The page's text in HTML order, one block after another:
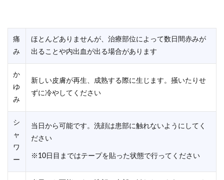
痛
み
ほとんどありませんが、治療部位によって数日間赤みが
出ることや内出血が出る場合があります
か
ゆ
み
新しい皮膚が再生、成熟する際に生じます。掻いたりせ
ずに冷やしてください
シ
ャ
ワ
ー
当日から可能です。洗顔は患部に触れないようにしてく
ださい
※10日目まではテープを貼った状態で行ってください